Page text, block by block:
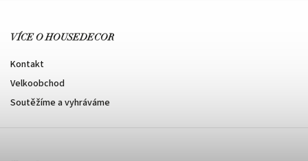
VÍCE O HOUSEDECOR
Kontakt
Velkoobchod
Soutěžíme a vyhráváme